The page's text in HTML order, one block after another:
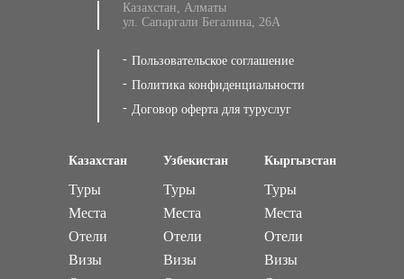
Казахстан, Алматы
ул. Сапаргали Бегалина, 26А
Пользовательское соглашение
Политика конфиденциальности
Договор оферта для туруслуг
Казахстан
Туры
Места
Отели
Визы
Узбекистан
Туры
Места
Отели
Визы
Кыргызстан
Туры
Места
Отели
Визы